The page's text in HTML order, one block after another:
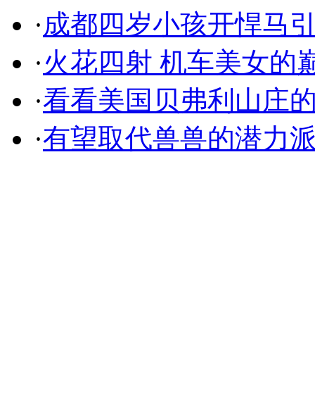
·成都四岁小孩开悍马
·火花四射 机车美女的
·看看美国贝弗利山庄
·有望取代兽兽的潜力